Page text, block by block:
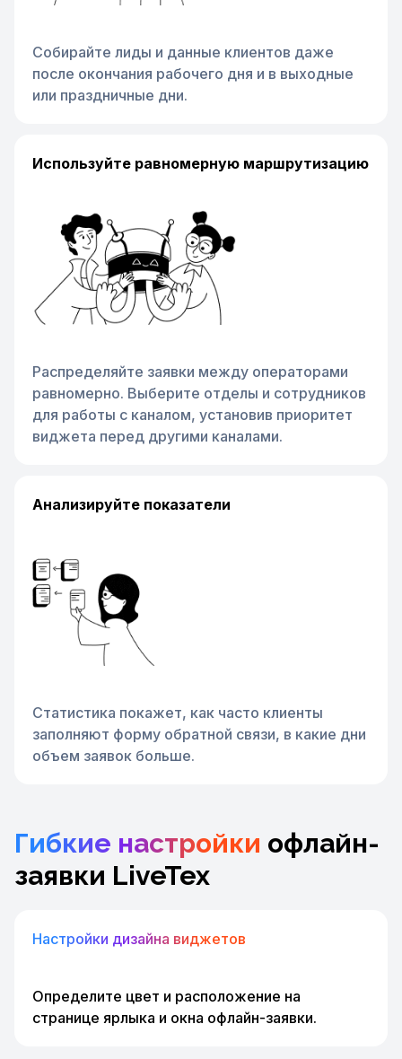
Собирайте лиды и данные клиентов даже
после окончания рабочего дня и в выходные
или праздничные дни.
Используйте равномерную маршрутизацию
Распределяйте заявки между операторами
равномерно. Выберите отделы и сотрудников
для работы с каналом, установив приоритет
виджета перед другими каналами.
Анализируйте показатели
Статистика покажет, как часто клиенты
заполняют форму обратной связи, в какие дни
объем заявок больше.
Гибкие настройки офлайн-
заявки LiveTex
Настройки дизайна виджетов
Определите цвет и расположение на
странице ярлыка и окна офлайн-заявки.